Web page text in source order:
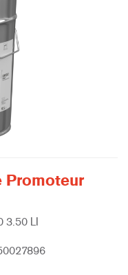
Promoteur
3.50 LI